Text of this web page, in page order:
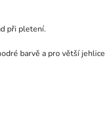
při pletení.
barvě a pro větší jehlice